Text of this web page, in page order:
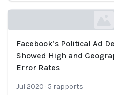
Loading...
Facebook’s Political Ad
Showed High and
Error Rates
Jul 2020 · 5 rapports